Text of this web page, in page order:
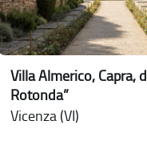
Villa Almerico, Capra,
Rotonda”
Vicenza (VI)